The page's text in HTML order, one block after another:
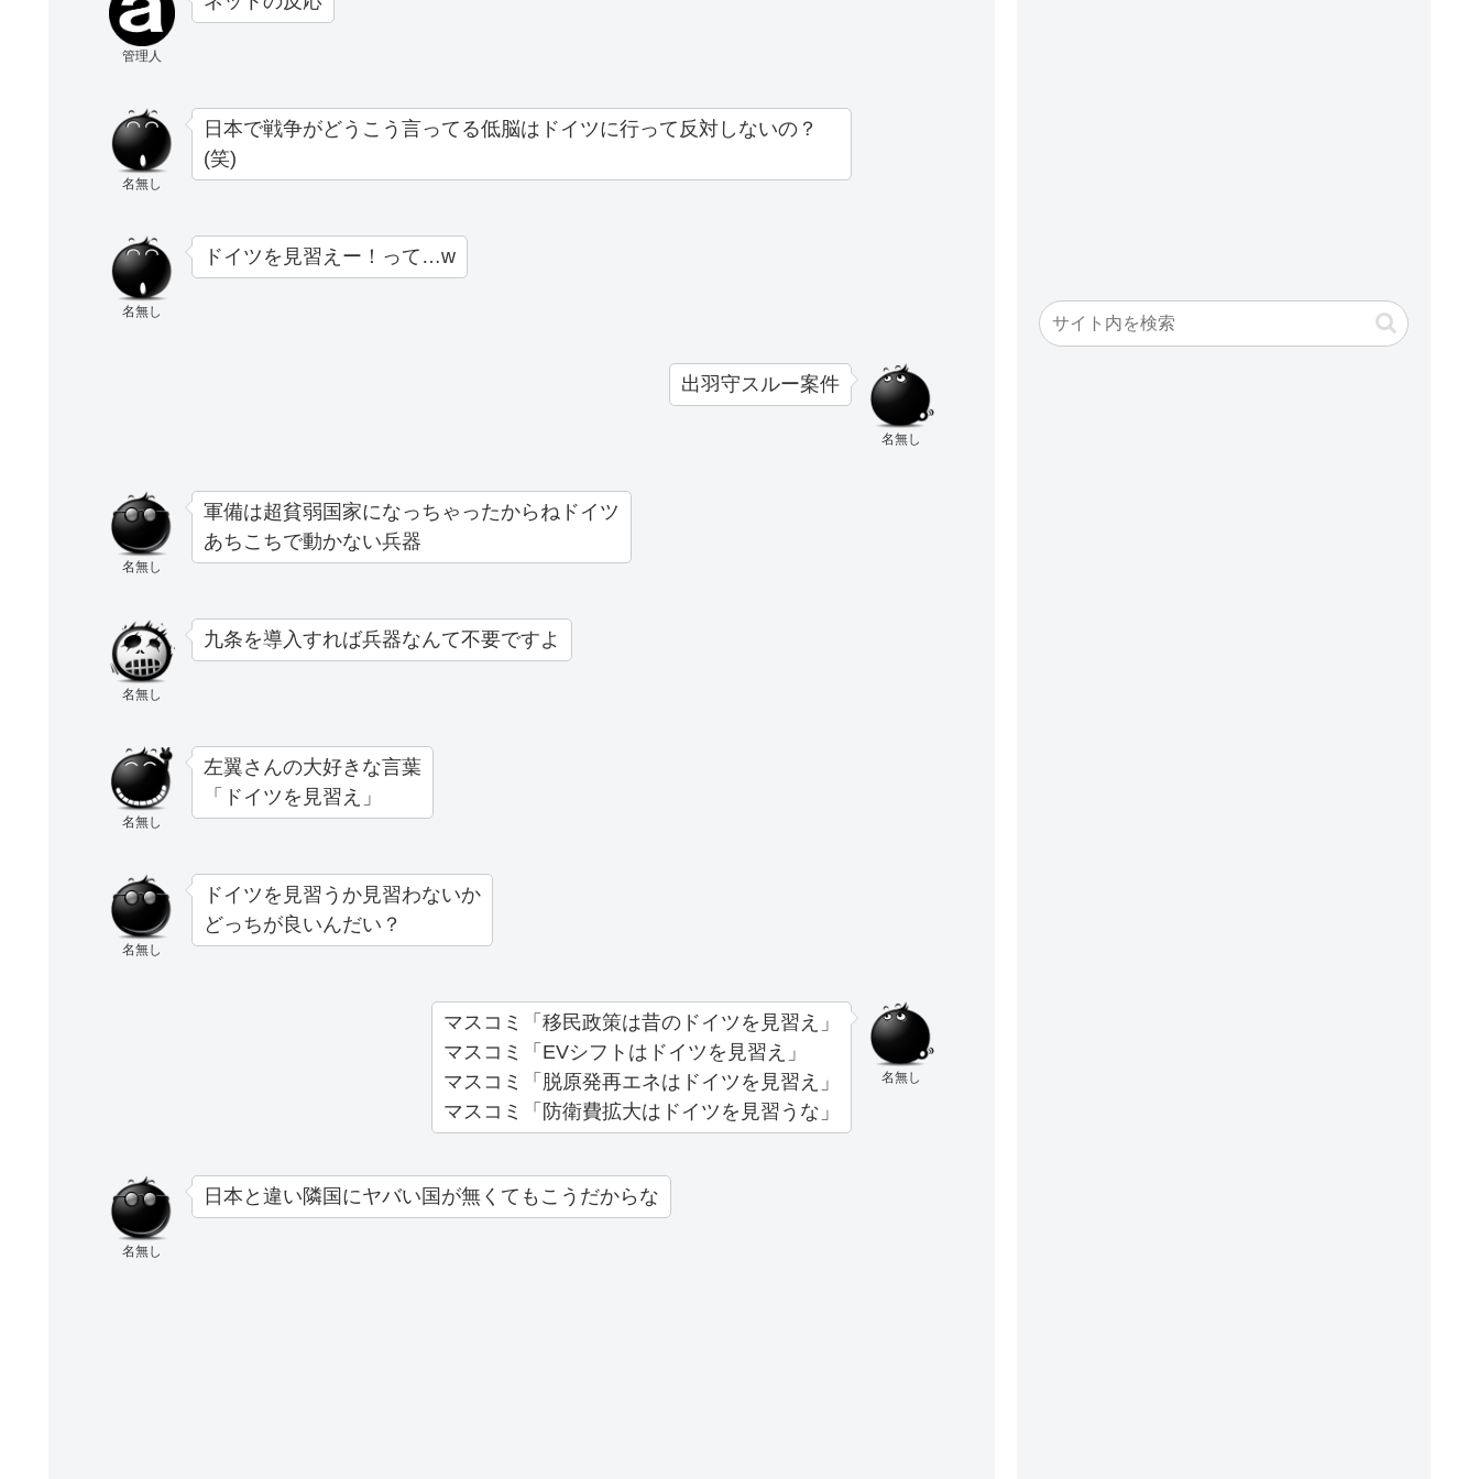
管理人
名無し
日本で戦争がどうこう言ってる低脳はドイツに行って反対しないの？
(笑)
名無し
ドイツを見習えー！って…w
名無し
出羽守スルー案件
名無し
軍備は超貧弱国家になっちゃったからねドイツ
あちこちで動かない兵器
名無し
九条を導入すれば兵器なんて不要ですよ
名無し
左翼さんの大好きな言葉
「ドイツを見習え」
名無し
ドイツを見習うか見習わないか
どっちが良いんだい？
名無し
マスコミ「移民政策は昔のドイツを見習え」
マスコミ「EVシフトはドイツを見習え」
マスコミ「脱原発再エネはドイツを見習え」
マスコミ「防衛費拡大はドイツを見習うな」
名無し
日本と違い隣国にヤバい国が無くてもこうだからな